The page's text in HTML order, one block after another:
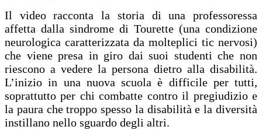
Il video racconta la storia di una professoressa
affetta dalla sindrome di Tourette (una condizione
neurologica caratterizzata da molteplici tic nervosi)
che viene presa in giro dai suoi studenti che non
riescono a vedere la persona dietro alla disabilità.
L’inizio in una nuova scuola è difficile per tutti,
soprattutto per chi combatte contro il pregiudizio e
la paura che troppo spesso la disabilità e la diversità
instillano nello sguardo degli altri.